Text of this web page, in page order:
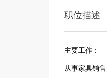
职位描述
主要工作：
从事家具销